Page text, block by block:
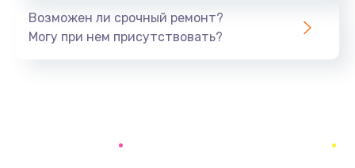
Заказать
Ремонт цепи питания
Возможен ли срочный ремонт?
Могу при нем присутствовать?